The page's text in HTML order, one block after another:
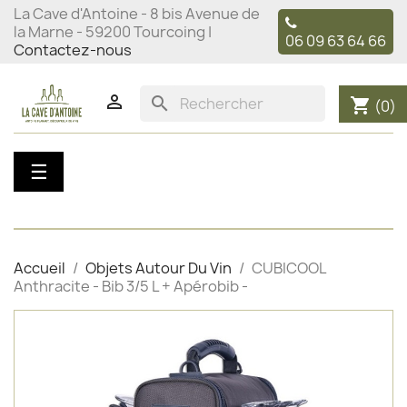
La Cave d'Antoine - 8 bis Avenue de
la Marne - 59200 Tourcoing |
Contactez-nous
06 09 63 64 66
 search shopping_cart (0)
Basculer
la
☰
Accueil Objets Autour Du Vin
CUBICOOL
Anthracite - Bib 3/5 L + Apérobib -